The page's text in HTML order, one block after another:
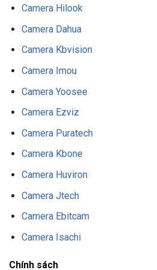
Camera Hilook
Camera Dahua
Camera Kbvision
Camera Imou
Camera Yoosee
Camera Ezviz
Camera Puratech
Camera Kbone
Camera Huviron
Camera Jtech
Camera Ebitcam
Camera Isachi
Chính sách